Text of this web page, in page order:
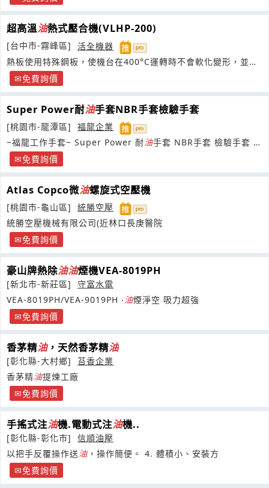
超高溫油熱式壓合機(VLHP-200)
[台中市-霧峰區]
活全機器
熱板使用特殊鋼板，使機台在400°C運轉時不會軟化變形，並經
過多道加工研磨
免費詢價
Super Power耐油手套NBR手套檢驗手套
[桃園市-龍潭區]
福龍企業
~福龍工作手套~ Super Power 耐油手套 NBR手套 檢驗手套 橡
膠手套 (100入)優惠價
免費詢價
Atlas Copco微油螺旋式空壓機
[桃園市-龜山區]
統勝空壓
統勝空壓機械有限公司(近林口長庚醫院
免費詢價
豪山牌熱除油油煙機VEA-8019PH
[新北市-新莊區]
守富水電
VEA-8019PH/VEA-9019PH ‧油
煙淨空 吸力超強
免費詢價
香茅精油，天然香茅精油
[彰化縣-大村鄉]
苔香企業
香茅精油提煉工廠
免費詢價
手搖式注油機.電動式注油機..
[彰化縣-彰化市]
信順油壓
以把手反覆操作送油 ，操作簡便。 4. 體積小、安裝方
免費詢價